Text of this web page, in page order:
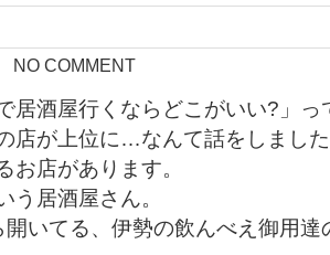
NO COMMENT
居酒屋行くならどこがいい?」っ
店が上位に…なんて話をしまし
お店があります。
う居酒屋さん。
いてる、伊勢の飲んべえ御用達